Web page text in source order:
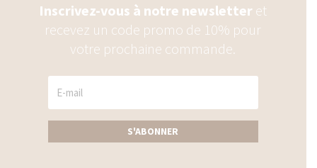
Inscrivez-vous à notre newsletter et
recevez un code promo de 10% pour
votre prochaine commande.
S'ABONNER